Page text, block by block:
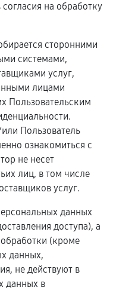
на обработку
сторонними
системами,
услуг,
лицами
Пользовательским
Пользователь
ознакомиться с
не несет
лиц, в том числе
услуг.
данных
доступа), а
(кроме
данных,
не действуют в
данных в